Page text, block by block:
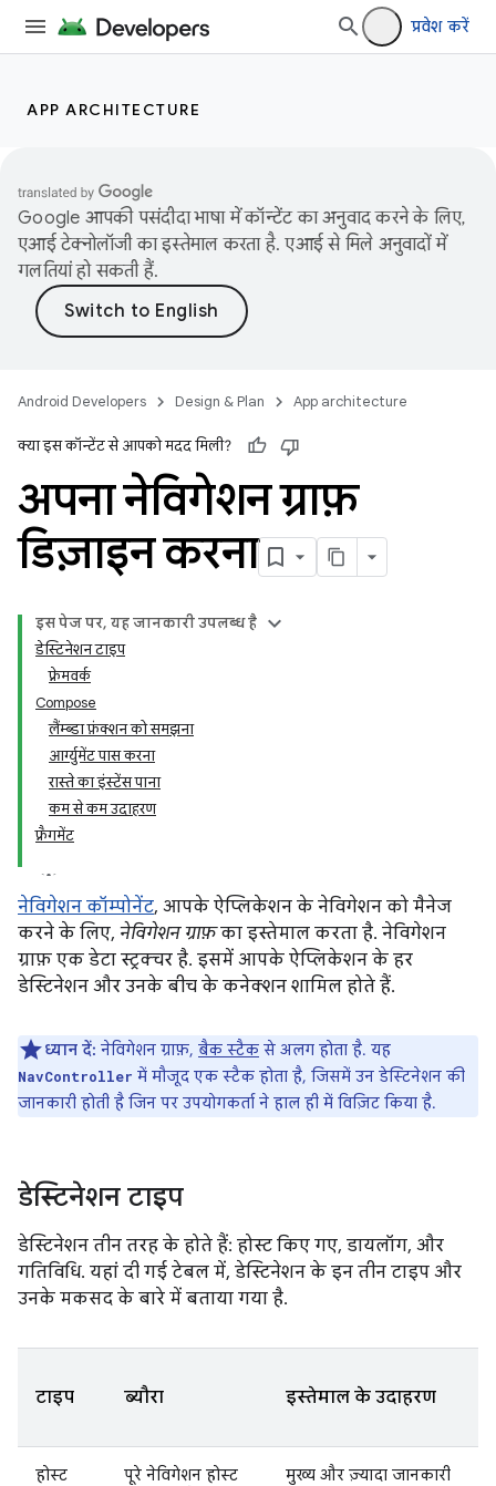
प्रवेश करें
APP ARCHITECTURE
Google आपकी पसंदीदा भाषा में कॉन्टेंट का अनुवाद करने के लिए,
एआई टेक्नोलॉजी का इस्तेमाल करता है. एआई से मिले अनुवादों में
गलतियां हो सकती हैं.
Android Developers Design & Plan App architecture
क्या इस कॉन्टेंट से आपको मदद मिली?
अपना नेविगेशन ग्राफ़
डिज़ाइन करना
इस पेज पर, यह जानकारी उपलब्ध है
डेस्टिनेशन टाइप
फ़्रेमवर्क
Compose
लैंम्ब्डा फ़ंक्शन को समझना
आर्ग्युमेंट पास करना
रास्ते का इंस्टेंस पाना
कम से कम उदाहरण
फ़्रैगमेंट
नेविगेशन कॉम्पोनेंट, आपके ऐप्लिकेशन के नेविगेशन को मैनेज
करने के लिए, नेविगेशन ग्राफ़का इस्तेमाल करता है. नेविगेशन
ग्राफ़ एक डेटा स्ट्रक्चर है. इसमें आपके ऐप्लिकेशन के हर
डेस्टिनेशन और उनके बीच के कनेक्शन शामिल होते हैं.
ध्यान दें: नेविगेशन ग्राफ़, बैक स्टैक से अलग होता है. यह
NavController में मौजूद एक स्टैक होता है, जिसमें उन डेस्टिनेशन की
जानकारी होती है जिन पर उपयोगकर्ता ने हाल ही में विज़िट किया है.
डेस्टिनेशन टाइप
डेस्टिनेशन तीन तरह के होते हैं: होस्ट किए गए, डायलॉग, और
गतिविधि. यहां दी गई टेबल में, डेस्टिनेशन के इन तीन टाइप और
उनके मकसद के बारे में बताया गया है.
टाइप ब्यौरा इस्तेमाल के उदाहरण
होस्ट
पूरे नेविगेशन होस्ट
मुख्य और ज़्यादा जानकारी